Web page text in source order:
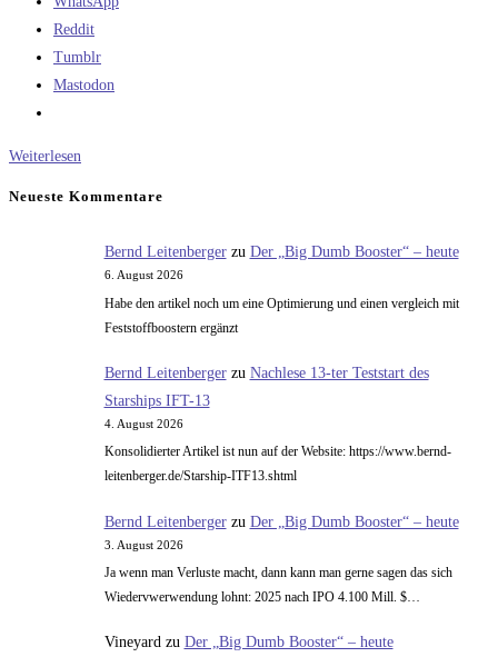
Reddit
Tumblr
Mastodon
Weiterlesen
Neueste Kommentare
Bernd Leitenbergerzu Der „Big Dumb Booster“ – heute
6. August 2026
Habe den artikel noch um eine Optimierung und einen vergleich mit
Feststoffboostern ergänzt
Bernd Leitenbergerzu Nachlese 13-ter Teststart des
Starships IFT-13
4. August 2026
Konsolidierter Artikel ist nun auf der Website: https://www.bernd-
leitenberger.de/Starship-ITF13.shtml
Bernd Leitenbergerzu Der „Big Dumb Booster“ – heute
3. August 2026
Ja wenn man Verluste macht, dann kann man gerne sagen das sich
Wiedervwerwendung lohnt: 2025 nach IPO 4.100 Mill. $…
Vineyardzu Der „Big Dumb Booster“ – heute